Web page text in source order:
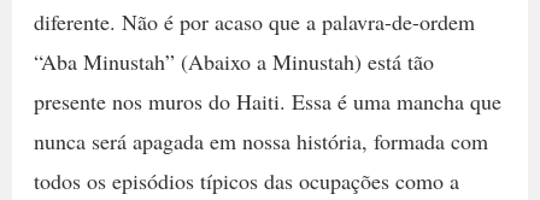
diferente. Não é por acaso que a palavra-de-ordem
“Aba Minustah” (Abaixo a Minustah) está tão
presente nos muros do Haiti. Essa é uma mancha que
nunca será apagada em nossa história, formada com
todos os episódios típicos das ocupações como a